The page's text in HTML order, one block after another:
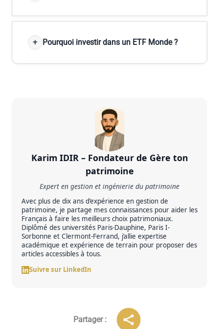
Pourquoi investir dans un ETF Monde ?
Karim IDIR – Fondateur de Gère ton
patrimoine
Expert en gestion et ingénierie du patrimoine
Avec plus de dix ans d’expérience en gestion de
patrimoine, je partage mes connaissances pour aider les
Français à faire les meilleurs choix patrimoniaux.
Diplômé des universités Paris-Dauphine, Paris I-
Sorbonne et Clermont-Ferrand, j’allie expertise
académique et expérience de terrain pour proposer des
articles accessibles à tous.
Suivre sur LinkedIn
Partager :